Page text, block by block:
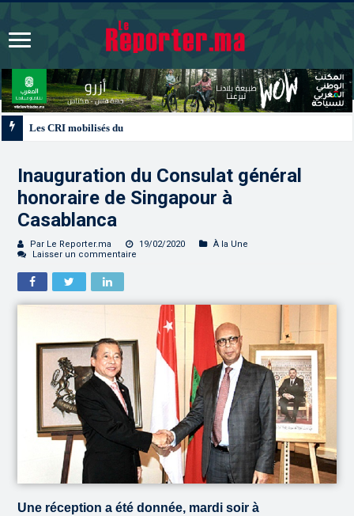
Inauguration du Consulat général
honoraire de Singapour à
Casablanca
Par Le Reporter.ma 19/02/2020
À la Une
Laisser un commentaire
Une réception a été donnée, mardi soir à